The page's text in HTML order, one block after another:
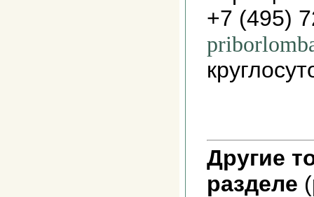
+7 (495)
Другие
разделе